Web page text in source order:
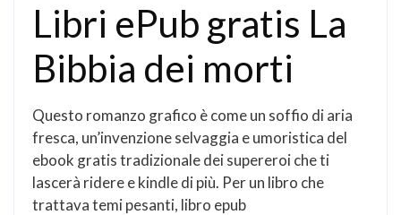
Libri ePub gratis La
Bibbia dei morti
Questo romanzo grafico è come un soffio di aria
fresca, un’invenzione selvaggia e umoristica del
ebook gratis tradizionale dei supereroi che ti
lascerà ridere e kindle di più. Per un libro che
trattava temi pesanti, libro epub